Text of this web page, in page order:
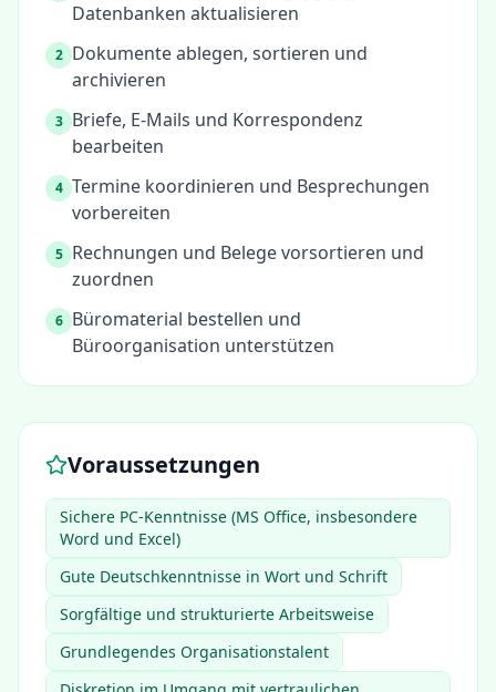
Datenbanken aktualisieren
2 Dokumente ablegen, sortieren und
archivieren
3 Briefe, E-Mails und Korrespondenz
bearbeiten
4 Termine koordinieren und Besprechungen
vorbereiten
5 Rechnungen und Belege vorsortieren und
zuordnen
6 Büromaterial bestellen und
Büroorganisation unterstützen
Voraussetzungen
Sichere PC-Kenntnisse (MS Office, insbesondere
Word und Excel)
Gute Deutschkenntnisse in Wort und Schrift
Sorgfältige und strukturierte Arbeitsweise
Grundlegendes Organisationstalent